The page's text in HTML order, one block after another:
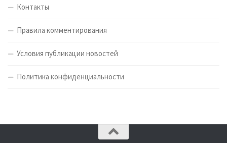
Контакты
Правила комментирования
Условия публикации новостей
Политика конфиденциальности